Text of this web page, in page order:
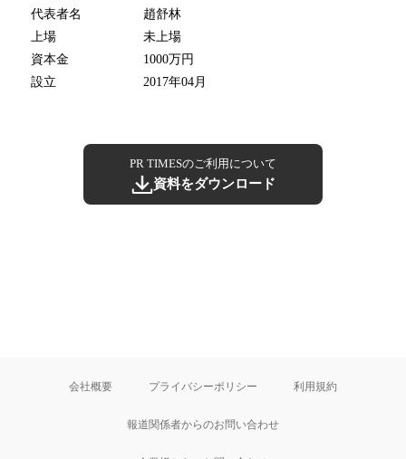
代表者名
趙舒林
上場
未上場
資本金
1000万円
設立
2017年04月
PR TIMESのご利用について
資料をダウンロード
会社概要 プライバシーポリシー 利用規約
報道関係者からのお問い合わせ